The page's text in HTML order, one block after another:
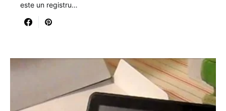
este un registru…